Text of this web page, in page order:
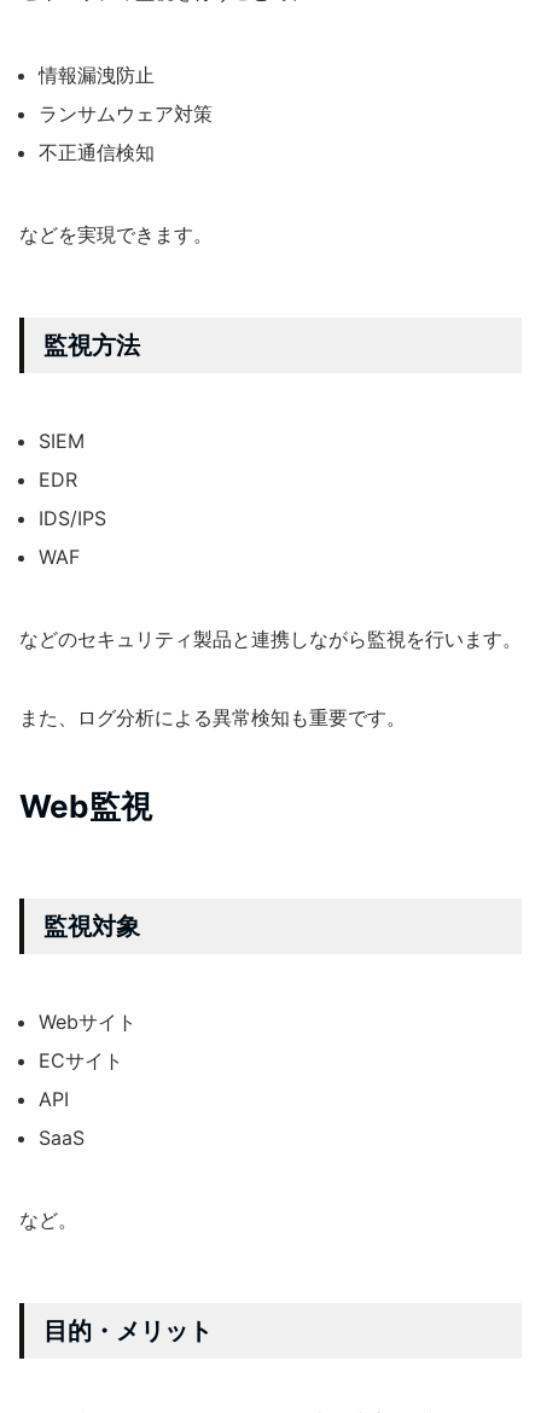
情報漏洩防止
ランサムウェア対策
不正通信検知
などを実現できます。
監視方法
SIEM
EDR
IDS/IPS
WAF
などのセキュリティ製品と連携しながら監視を行います。
また、ログ分析による異常検知も重要です。
Web監視
監視対象
Webサイト
ECサイト
API
SaaS
など。
目的・メリット